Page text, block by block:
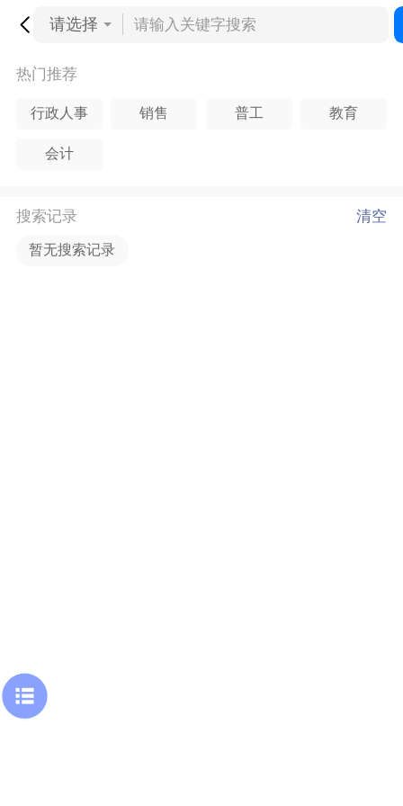
请选择
热门推荐
行政人事 销售 普工 教育
会计
搜索记录 清空
暂无搜索记录